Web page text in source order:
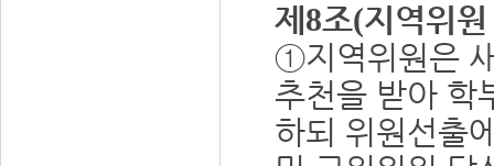
제 8조(지역위
①지역위원은
추천을 받아 학
하되 위원선출